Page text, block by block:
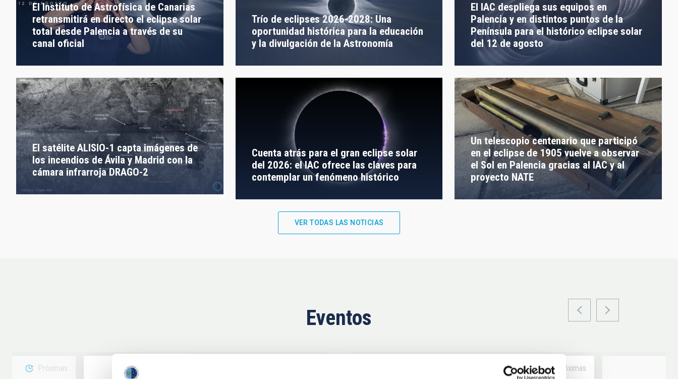
El Instituto de Astrofísica de Canarias
retransmitirá en directo el eclipse solar
total desde Palencia a través de su
canal oficial
Trío de eclipses 2026-2028: Una
oportunidad histórica para la educación
y la divulgación de la Astronomía
El IAC despliega sus equipos en
Palencia y en distintos puntos de la
Península para el histórico eclipse solar
del 12 de agosto
El satélite ALISIO-1 capta imágenes de
los incendios de Ávila y Madrid con la
cámara infrarroja DRAGO-2
Cuenta atrás para el gran eclipse solar
del 2026: el IAC ofrece las claves para
contemplar un fenómeno histórico
Un telescopio centenario que participó
en el eclipse de 1905 vuelve a observar
el Sol en Palencia gracias al IAC y al
proyecto NATE
VER TODAS LAS NOTICIAS
Eventos
Próximas Próximas